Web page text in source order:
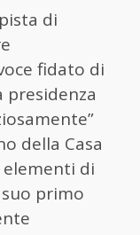
di
fidato di
presidenza
della Casa
elementi di
primo